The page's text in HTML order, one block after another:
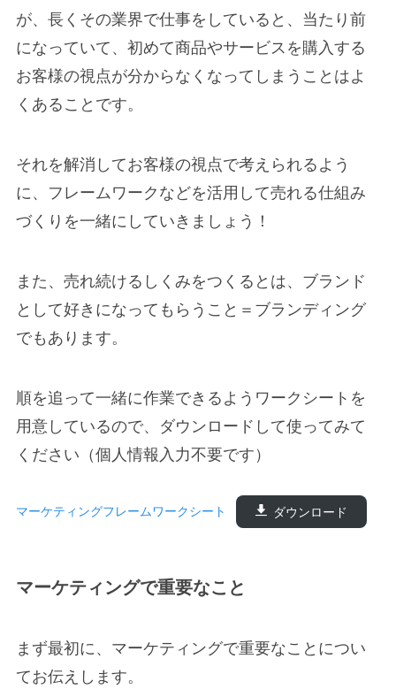
が、長くその業界で仕事をしていると、当たり前
になっていて、初めて商品やサービスを購入する
お客様の視点が分からなくなってしまうことはよ
くあることです。
それを解消してお客様の視点で考えられるよう
に、フレームワークなどを活用して売れる仕組み
づくりを一緒にしていきましょう！
また、売れ続けるしくみをつくるとは、ブランド
として好きになってもらうこと＝ブランディング
でもあります。
順を追って一緒に作業できるようワークシートを
用意しているので、ダウンロードして使ってみて
ください（個人情報入力不要です）
マーケティングフレームワークシート ダウンロード
マーケティングで重要なこと
まず最初に、マーケティングで重要なことについ
てお伝えします。